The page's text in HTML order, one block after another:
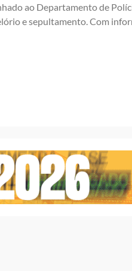
ao Departamento de
e sepultamento. Com